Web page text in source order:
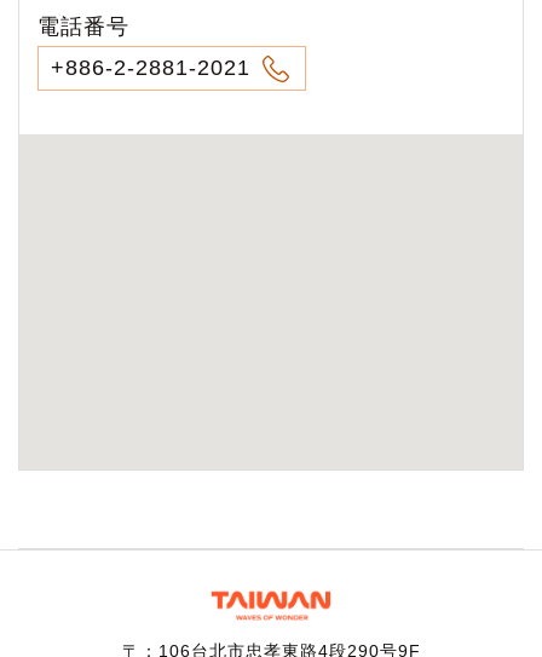
電話番号
+886-2-2881-2021
〒：106台北市忠孝東路4段290号9F